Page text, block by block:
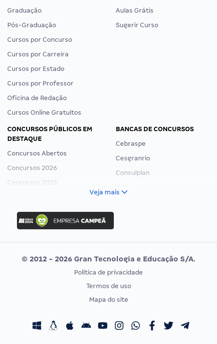
Graduação
Pós-Graduação
Cursos por Concurso
Cursos por Carreira
Cursos por Estado
Cursos por Professor
Oficina de Redação
Cursos Online Gratuitos
Aulas Grátis
Sugerir Curso
CONCURSOS PÚBLICOS EM
DESTAQUE
Concursos Abertos
Concursos 2026
Concursos 2025
Concurso Ibama
Concurso MPU
Editais publicados
BANCAS DE CONCURSOS
Cebraspe
Cesgranrio
Consulplan
Vunesp
CONCURSOS POR PROFISSÃO
Concursos Fiscais
EXAME DE ORDEM
Calendário OAB
Veja mais
© 2012 - 2026 Gran Tecnologia e Educação S/A.
Política de privacidade
Termos de uso
Mapa do site